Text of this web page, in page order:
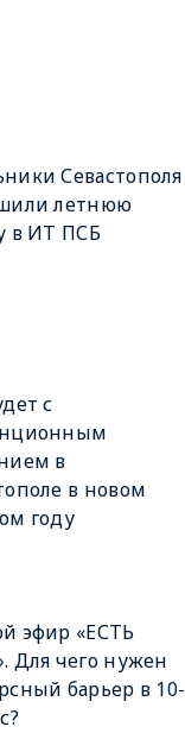
Севастополя
летнюю
в ИТ ПСБ
с
в
в новом
году
эфир «ЕСТЬ
Для чего нужен
барьер в 10-